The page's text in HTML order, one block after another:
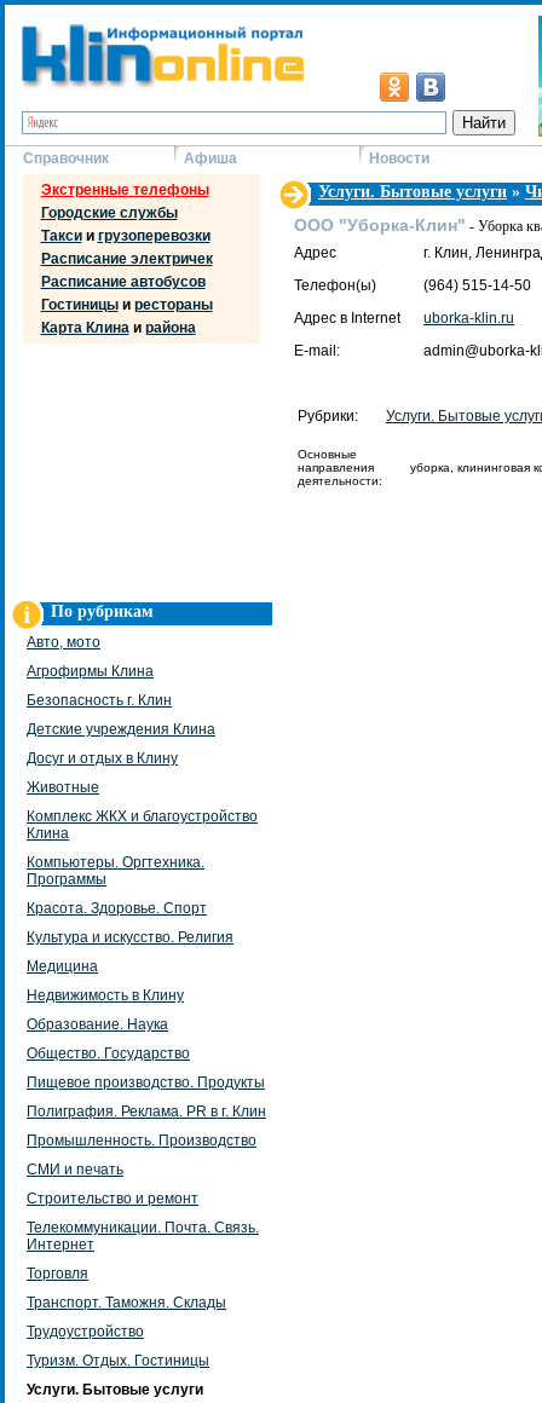
Справочник Афиша
Новости
Экстренные телефоны
Городские службы
Таксии грузоперевозки
Расписание электричек
Расписание автобусов
Гостиницыи рестораны
Карта Клинаи района
По рубрикам
Авто, мото
Агрофирмы Клина
Безопасность г. Клин
Детские учреждения Клина
Досуг и отдых в Клину
Животные
Комплекс ЖКХ и благоустройство
Клина
Компьютеры. Оргтехника.
Программы
Красота. Здоровье. Спорт
Культура и искусство. Религия
Медицина
Недвижимость в Клину
Образование. Наука
Общество. Государство
Пищевое производство. Продукты
Полиграфия. Реклама. PR в г. Клин
Промышленность. Производство
СМИ и печать
Строительство и ремонт
Телекоммуникации. Почта. Связь.
Интернет
Торговля
Транспорт. Таможня. Склады
Трудоустройство
Туризм. Отдых. Гостиницы
Услуги. Бытовые услуги
Услуги. Бытовые услуги »
ООО "Уборка-Клин" - Уборка
Адрес
г. Клин,
Телефон(ы)
(964) 515-14-50
Адрес в Internet
uborka-klin.ru
E-mail:
admin@uborka-
Рубрики: Услуги. Бытовые
Основные
направления
деятельности:
уборка, клининговая